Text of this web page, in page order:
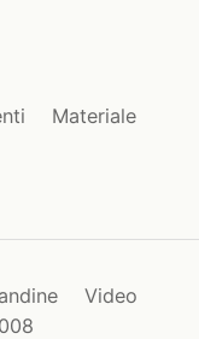
Materiale
Video